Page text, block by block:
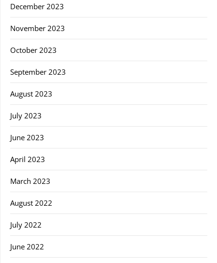
December 2023
November 2023
October 2023
September 2023
August 2023
July 2023
June 2023
April 2023
March 2023
August 2022
July 2022
June 2022